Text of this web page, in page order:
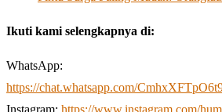
Ikuti kami selengkapnya di:
WhatsApp:
https://chat.whatsapp.com/
Instagram: https://www.instagram.com/